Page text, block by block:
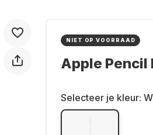
NIET OP VOORRAAD
Apple Pencil
Selecteer je kleur: